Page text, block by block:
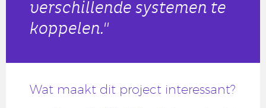
verschillende systemen te
koppelen."
Wat maakt dit project interessant?